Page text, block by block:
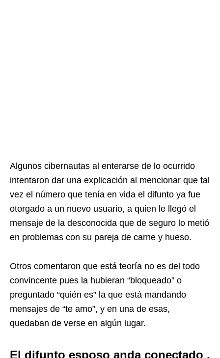
Algunos cibernautas al enterarse de lo ocurrido
intentaron dar una explicación al mencionar que tal
vez el número que tenía en vida el difunto ya fue
otorgado a un nuevo usuario, a quien le llegó el
mensaje de la desconocida que de seguro lo metió
en problemas con su pareja de carne y hueso.
Otros comentaron que está teoría no es del todo
convincente pues la hubieran “bloqueado” o
preguntado “quién es” la que está mandando
mensajes de “te amo”, y en una de esas,
quedaban de verse en algún lugar.
El difunto esposo anda conectado ,